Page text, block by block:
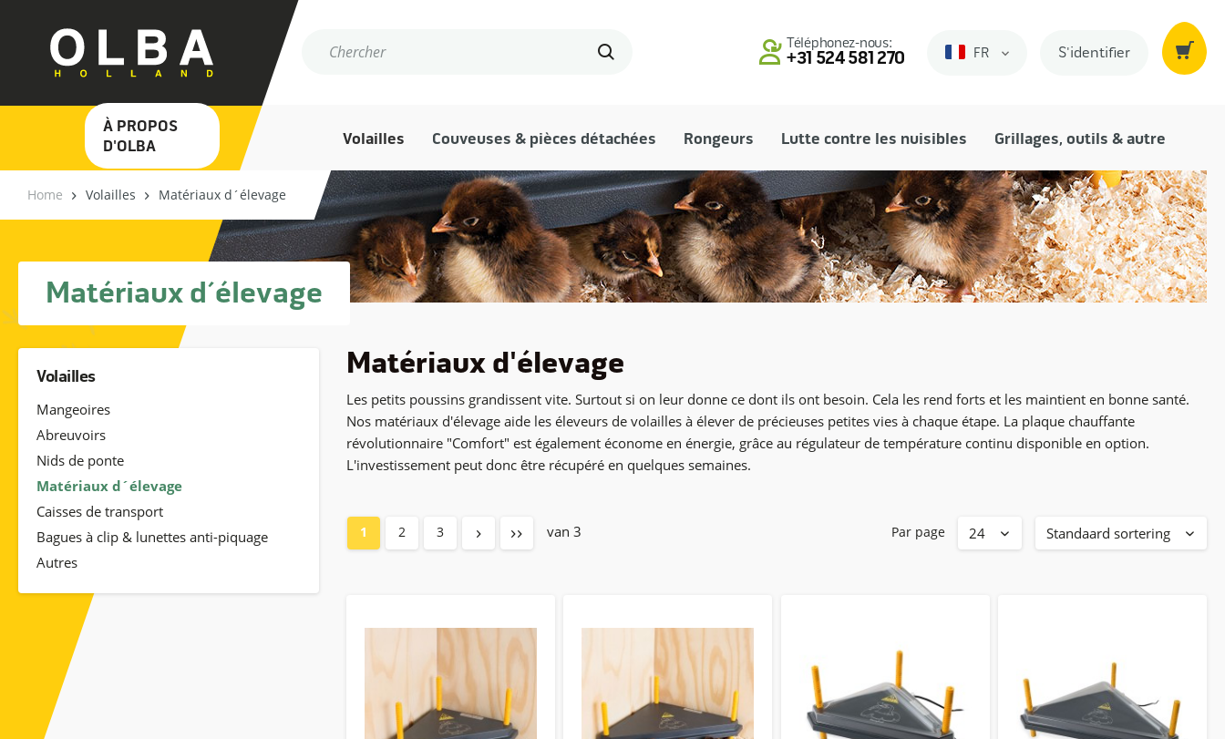
Téléphonez-nous:
+31 524 581 270 Frans
FR S'identifier
À PROPOS
D'OLBA
Volailles Couveuses & pièces détachées Rongeurs Lutte contre les nuisibles Grillages, outils & autre
Home Volailles Matériaux d´élevage
Matériaux d´élevage
Volailles
Mangeoires
Abreuvoirs
Nids de ponte
Matériaux d´élevage
Caisses de transport
Bagues à clip & lunettes anti-piquage
Autres
Matériaux d'élevage
Les petits poussins grandissent vite. Surtout si on leur donne ce dont ils ont besoin. Cela les rend forts et les maintient en bonne santé.
Nos matériaux d'élevage aide les éleveurs de volailles à élever de précieuses petites vies à chaque étape. La plaque chauffante
révolutionnaire "Comfort" est également économe en énergie, grâce au régulateur de température continu disponible en option.
L'investissement peut donc être récupéré en quelques semaines.
1 2 3 van 3 Par page